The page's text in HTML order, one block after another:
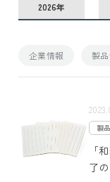
2026年
企業情報 製
製
「
了